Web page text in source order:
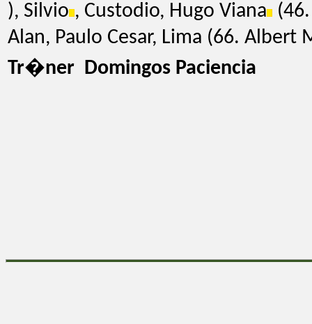
), Silvio , Custodio, Hugo Viana
Alan, Paulo Cesar, Lima (66. Albert
Tr�ner Domingos Paciencia